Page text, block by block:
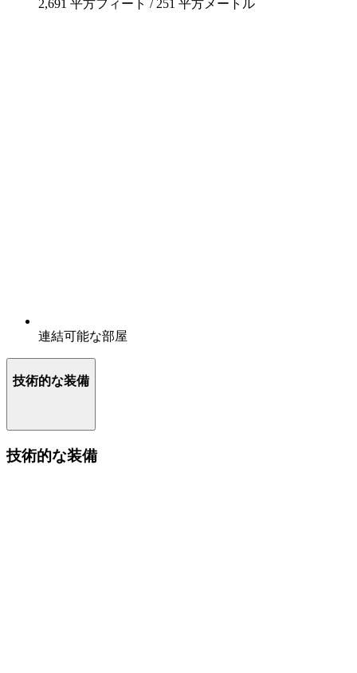
2,691 平方フィート / 251 平方メートル
連結可能な部屋
技術的な装備
技術的な装備